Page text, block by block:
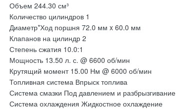
Объем 244.30 см³
Количество цилиндров 1
Диаметр*Ход поршня 72.0 мм x 60.0 мм
Клапанов на цилиндр 2
Степень сжатия 10.0:1
Мощность 13.50 л. с. @ 6600 об/мин
Крутящий момент 15.00 Нм @ 6000 об/мин
Топливная система Впрыск топлива
Система смазки Под давлением и разбрызгивание
Система охлаждения Жидкостное охлаждение